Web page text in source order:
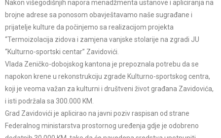
Nakon višegodišnjih napora menadžmenta ustanove i apliciranja na
brojne adrese sa ponosom obavještavamo naše sugrađane i
prijatelje kulture da počinjemo sa realizacijom projekta
“Termoizolacija zidova i zamjena vanjske stolarije na zgradi JU
“Kulturno-sportski centar” Zavidovići.
Vlada Zeničko-dobojskog kantona je prepoznala potrebu da se
napokon krene u rekonstrukciju zgrade Kulturno-sportskog centra,
koji je veoma važan za kulturni i društveni život građana Zavidovića,
i isti podržala sa 300.000 KM.
Grad Zavidovići je aplicirao na javni poziv raspisan od strane
Federalnog ministarstva prostornog uređenja gdje je odobreno